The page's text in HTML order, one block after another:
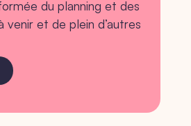
du planning et des
venir et de plein d’autres